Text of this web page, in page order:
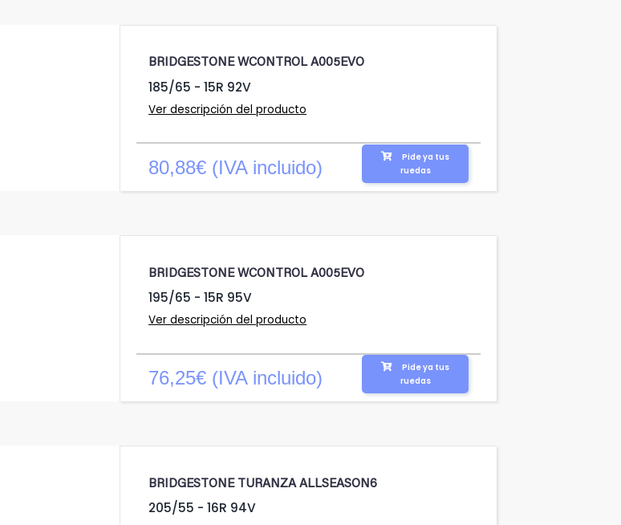
BRIDGESTONE WCONTROL A005EVO
185/65 - 15R 92V
Ver descripción del producto
80,88€ (IVA incluido)
Pide ya tus
ruedas
BRIDGESTONE WCONTROL A005EVO
195/65 - 15R 95V
Ver descripción del producto
76,25€ (IVA incluido)
Pide ya tus
ruedas
BRIDGESTONE TURANZA ALLSEASON6
205/55 - 16R 94V